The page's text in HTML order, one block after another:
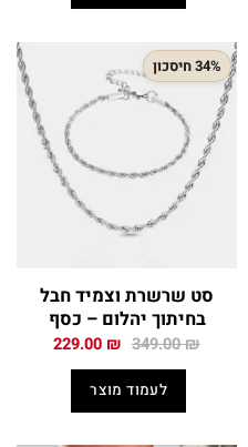
34% חיסכון
סט שרשרת וצמיד חבל
בחיתוך יהלום – כסף
349.00₪ המחיר
349.00 ₪.
229.00 ₪ המחיר
לעמוד מוצר